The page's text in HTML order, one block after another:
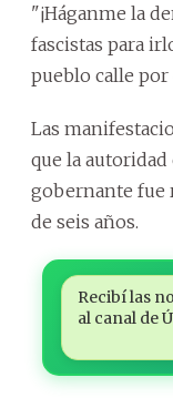
"¡Háganme la
fascistas para
pueblo calle por
Las
que la
gobernante fue
de seis años.
Recibí las
al canal de